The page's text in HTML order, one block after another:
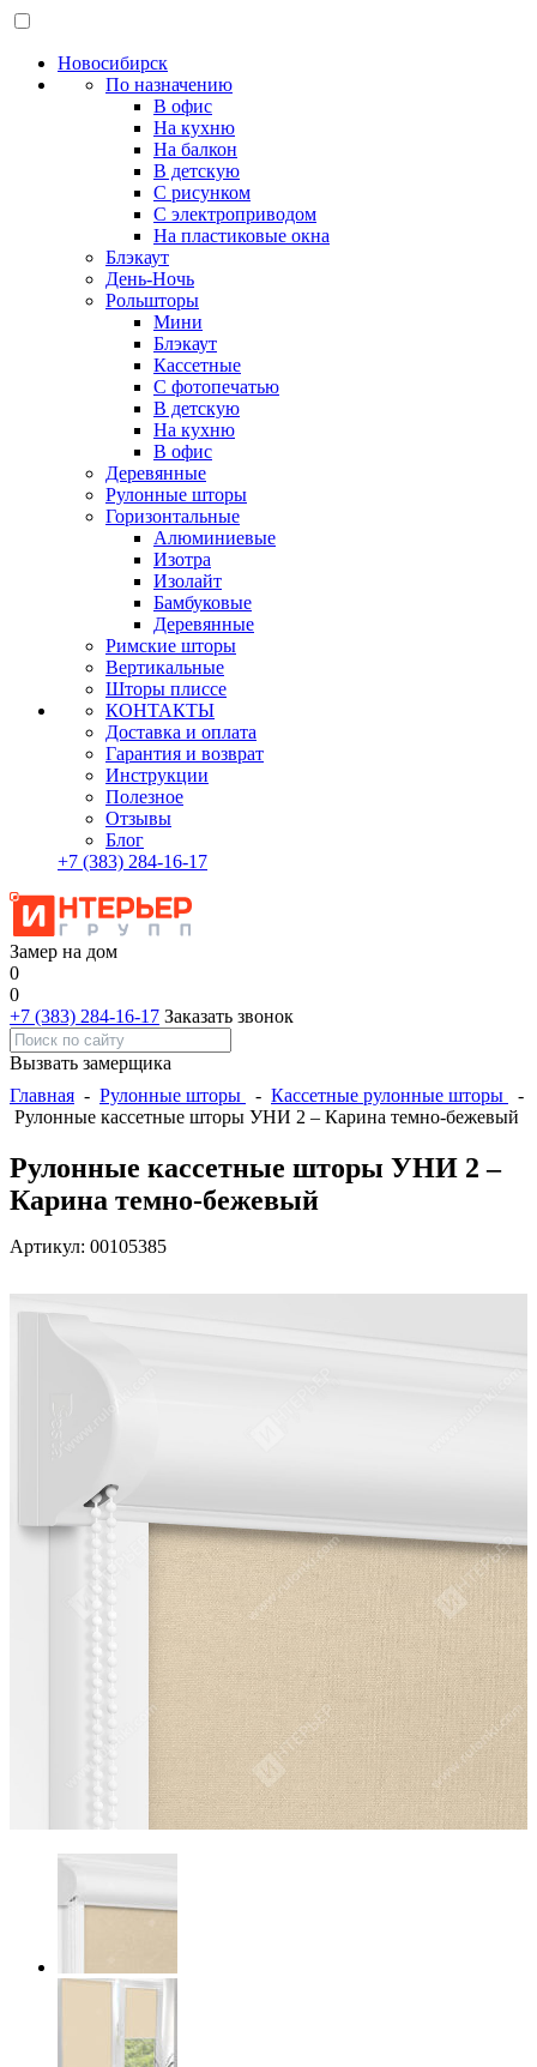
Новосибирск
По назначению
В офис
На кухню
На балкон
В детскую
С рисунком
С электроприводом
На пластиковые окна
Блэкаут
День-Ночь
Рольшторы
Мини
Блэкаут
Кассетные
С фотопечатью
В детскую
На кухню
В офис
Деревянные
Рулонные шторы
Горизонтальные
Алюминиевые
Изотра
Изолайт
Бамбуковые
Деревянные
Римские шторы
Вертикальные
Шторы плиссе
КОНТАКТЫ
Доставка и оплата
Гарантия и возврат
Инструкции
Полезное
Отзывы
Блог
+7 (383) 284-16-17
Замер на дом
0
0
+7 (383) 284-16-17 Заказать звонок
Вызвать замерщика
Главная - Рулонные шторы - Кассетные рулонные шторы
-
Рулонные кассетные шторы УНИ 2 – Карина темно-бежевый
Рулонные кассетные шторы УНИ 2 –
Карина темно-бежевый
Артикул: 00105385